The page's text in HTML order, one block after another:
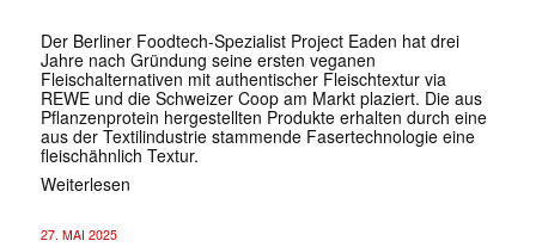
Der Berliner Foodtech-Spezialist Project Eaden hat drei
Jahre nach Gründung seine ersten veganen
Fleischalternativen mit authentischer Fleischtextur via
REWE und die Schweizer Coop am Markt plaziert. Die aus
Pflanzenprotein hergestellten Produkte erhalten durch eine
aus der Textilindustrie stammende Fasertechnologie eine
fleischähnlich Textur.
Weiterlesen
27. MAI 2025